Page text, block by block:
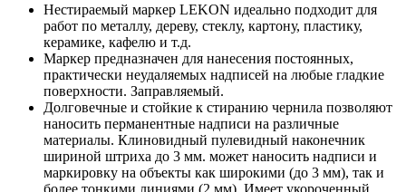
Нестираемый маркер LEKON идеально подходит для
работ по металлу, дереву, стеклу, картону, пластику,
керамике, кафелю и т.д.
Маркер предназначен для нанесения постоянных,
практически неудаляемых надписей на любые гладкие
поверхности. Заправляемый.
Долговечные и стойкие к стиранию чернила позволяют
наносить перманентные надписи на различные
материалы. Клиновидный пулевидный наконечник
шириной штриха до 3 мм. может наносить надписи и
маркировку на объекты как широкими (до 3 мм), так и
более тонкими линиями (2 мм). Имеет укороченный